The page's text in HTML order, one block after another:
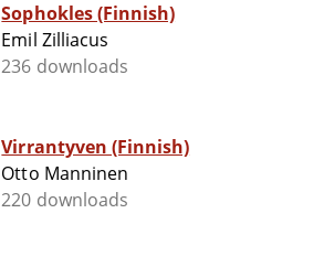
Sophokles (Finnish)
Emil Zilliacus
236 downloads
Virrantyven (Finnish)
Otto Manninen
220 downloads